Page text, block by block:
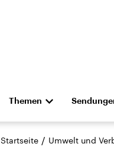
Themen
Die Nachrichten
Hörspiel und Feature
Startseite / Umwelt und